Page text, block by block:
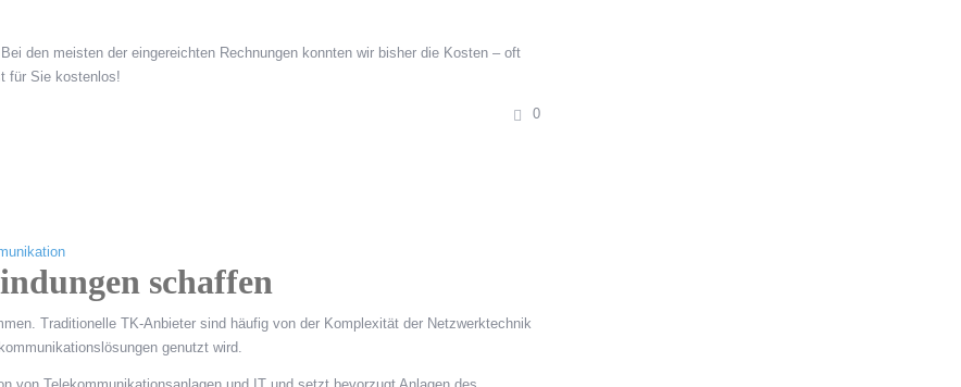
den meisten der eingereichten Rechnungen konnten wir bisher die Kosten – oft
für Sie kostenlos!
0
schaffen
Traditionelle TK-Anbieter sind häufig von der Komplexität der Netzwerktechnik
genutzt wird.